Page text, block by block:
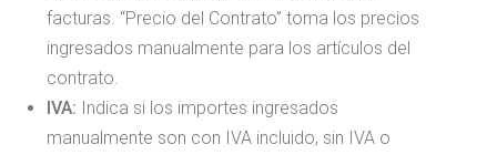
facturas. “Precio del Contrato” toma los precios
ingresados manualmente para los artículos del
contrato.
IVA: Indica si los importes ingresados
manualmente son con IVA incluido, sin IVA o